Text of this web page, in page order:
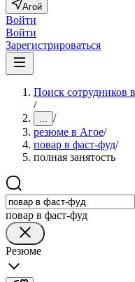
Агой
Войти
Войти
Зарегистрироваться
Поиск сотрудников
/
... /
резюме в Агое/
повар в фаст-фуд/
полная занятость
повар в фаст-фуд
Резюме